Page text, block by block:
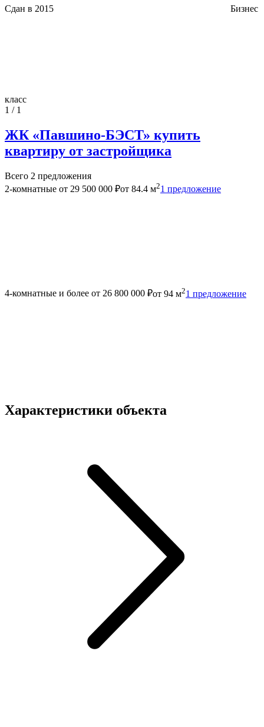
Сдан в 2015 Бизнес
класс
1 / 1
ЖК «Павшино-БЭСТ» купить
квартиру от застройщика
Всего 2 предложения
2-комнатные от 29 500 000 ₽от 84.4 м21 предложение
4-комнатные и более от 26 800 000 ₽от 94 м21 предложение
Характеристики объекта